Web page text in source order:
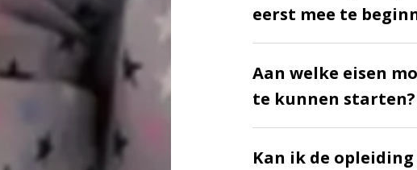
eerst mee te
Aan welke eisen
te kunnen starten?
Kan ik de